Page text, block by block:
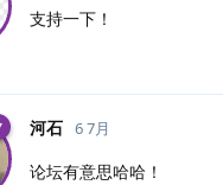
支持一下！
河石 6 7月
论坛有意思哈哈！